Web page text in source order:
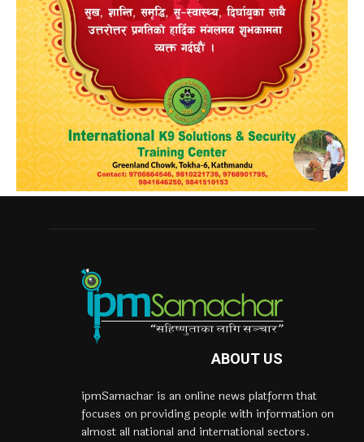
ABOUT US
ipmSamachar is an online news platform that
focuses on providing people with information on
almost all national and international sectors.